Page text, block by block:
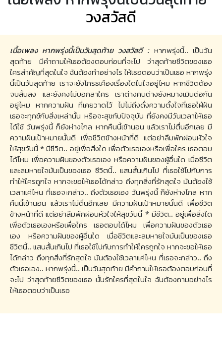
วงสวัสดี
เนื้อเพลง หากพรุ่งนี้เป็นวันสุดท้าย วงสวัสดี : หากพรุ่งนี้.. เป็นวัน
สุดท้าย มีคำถามให้เธอต้องตอบก่อนที่จะไป ว่าสุดท้ายชีวิตของเธอ
ใครสำคัญที่สุดในใจ ฉันต้องทำอย่างไร ให้เธอตอบว่าเป็นเธอ หากพรุ่ง
นี้เป็นวันสุดท้าย เราจะยังโกรธเคืองเรื่องใดในใจอยู่ไหม หากชีวิตต้อง
จบสิ้นลง และยังคงไม่บอกลาใคร เราต่างคนต่างยังหมางเมินต่อกัน
อยู่ไหม หากความฝัน ที่เคยวาดไว้ ไปไม่ถึงดั่งความตั้งใจที่เธอใฝ่ฝัน
เธอจะทุกข์กับสิ่งเหล่านั้น หรือจะสุขกับปัจจุบัน ที่ยังคงมีวันเวลาให้เธอ
ได้ใช้ วันพรุ่งนี้ ก็ยังห่างไกล หากคืนนี้เข้านอน แล้วเราไม่ตื่นอีกเลย มี
ความฝันเป้าหมายนั้นดี เพื่อชีวิตข้างหน้าที่ดี แต่อย่าลืมพักผ่อนหัวใจ
ให้สุขวันนี้ * มีชีวิต.. อยู่เพื่อสิ่งใด เพื่อตัวเธอเองหรือเพื่อใคร เธอตอบ
ได้ไหม เพื่อความฝันของตัวเธอเอง หรือความฝันของผู้อื่นใด เมื่อชีวิต
และลมหายใจมันเป็นของเธอ ชีวิตนี้.. แสนสั้นเกินไป ที่เธอใช้ไปกับการ
ทำให้ใครถูกใจ หากจะขอให้เธอได้กล่าว ถึงทุกสิ่งที่รักสุดใจ มันต้องใช้
เวลาแค่ไหน ที่เธอจะกล่าว.. ถึงตัวเธอเอง วันพรุ่งนี้ ก็ยังห่างไกล หาก
คืนนี้เข้านอน แล้วเราไม่ตื่นอีกเลย มีความฝันเป้าหมายนั้นดี เพื่อชีวิต
ข้างหน้าที่ดี แต่อย่าลืมพักผ่อนหัวใจให้สุขวันนี้ * มีชีวิต.. อยู่เพื่อสิ่งใด
เพื่อตัวเธอเองหรือเพื่อใคร เธอตอบได้ไหม เพื่อความฝันของตัวเธอ
เอง หรือความฝันของผู้อื่นใด เมื่อชีวิตและลมหายใจมันเป็นของเธอ
ชีวิตนี้.. แสนสั้นเกินไป ที่เธอใช้ไปกับการทำให้ใครถูกใจ หากจะขอให้เธอ
ได้กล่าว ถึงทุกสิ่งที่รักสุดใจ มันต้องใช้เวลาแค่ไหน ที่เธอจะกล่าว.. ถึง
ตัวเธอเอง.. หากพรุ่งนี้.. เป็นวันสุดท้าย มีคำถามให้เธอต้องตอบก่อนที่
จะไป ว่าสุดท้ายชีวิตของเธอ นั้นรักใครที่สุดในใจ ฉันต้องถามอย่างไร
ให้เธอตอบว่าเป็นเธอ